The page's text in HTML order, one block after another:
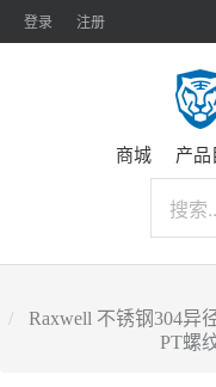
登录 注册
商城 产品
Raxwell 不锈钢304异
PT螺